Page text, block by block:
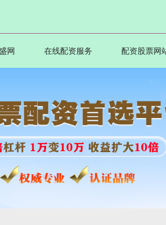
网 在线配资服务 配资股票网